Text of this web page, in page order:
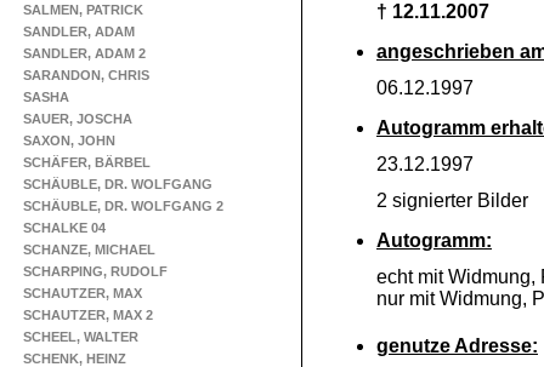
SALMEN, PATRICK
SANDLER, ADAM
SANDLER, ADAM 2
SARANDON, CHRIS
SASHA
SAUER, JOSCHA
SAXON, JOHN
SCHÄFER, BÄRBEL
SCHÄUBLE, DR. WOLFGANG
SCHÄUBLE, DR. WOLFGANG 2
SCHALKE 04
SCHANZE, MICHAEL
SCHARPING, RUDOLF
SCHAUTZER, MAX
SCHAUTZER, MAX 2
SCHEEL, WALTER
SCHENK, HEINZ
† 12.11.2007
angeschrieben
06.12.1997
Autogramm
23.12.1997
2 signierter Bilder
Autogramm:
echt mit Widmung,
nur mit Widmung,
genutze Adresse: